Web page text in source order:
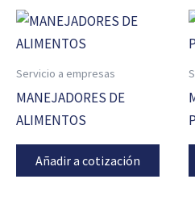
Servicio a empresas
MANEJADORES DE
ALIMENTOS
Añadir a cotización